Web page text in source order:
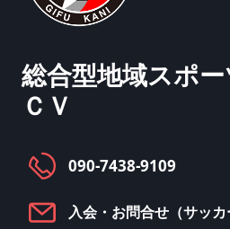
総合型地域スポ
ＣＶ
090-7438-9109
入会・お問合せ（サッカ